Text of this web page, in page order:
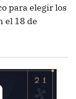
para elegir los
el 18 de